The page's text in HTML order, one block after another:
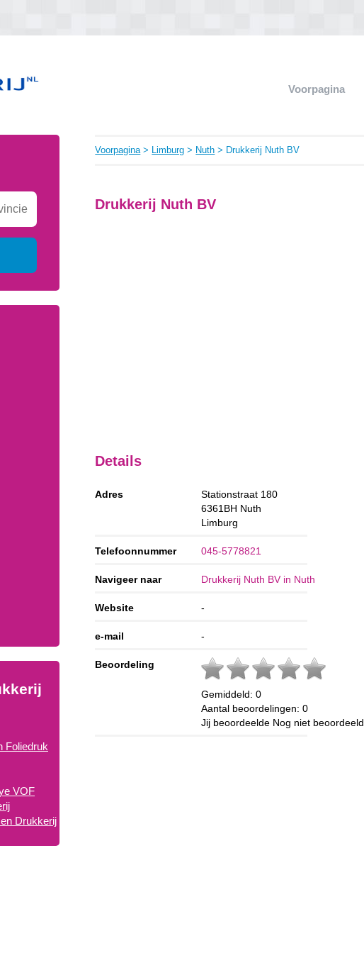
Voorpagina
Foliedruk
VOF
Drukkerij
Voorpagina> Limburg > Nuth > Drukkerij Nuth BV
Drukkerij Nuth BV
Details
Adres
Stationstraat 180
6361BH Nuth
Limburg
Telefoonnummer 045-5778821
Navigeer naar Drukkerij Nuth BV in Nuth
Website -
e-mail -
Beoordeling
Gemiddeld:0
Aantal beoordelingen:0
Jij beoordeelde Nog niet beoordeeld